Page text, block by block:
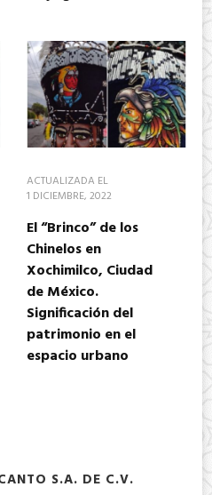
ACTUALIZADA EL
1 DICIEMBRE, 2022
El “Brinco” de los
Chinelos en
Xochimilco, Ciudad
de México.
Significación del
patrimonio en el
espacio urbano
S.A. DE C.V.